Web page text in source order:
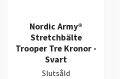
Nordic Army®
Stretchbälte
Trooper Tre Kronor -
Svart
Slutsåld